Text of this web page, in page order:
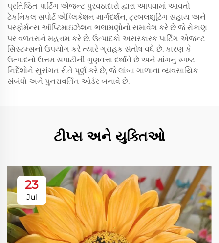
પ્રતિષ્ઠિત પાર્ટિંગ એજન્ટ પુરવઠાદારો દ્વારા આપવામાં આવતો
ટેકનિકલ સપોર્ટ એપ્લિકેશન માર્ગદર્શન, ટ્રબલશૂટિંગ સહાય અને
પરફોર્મન્સ ઑપ્ટિમાઇઝેશન ભલામણોનો સમાવેશ કરે છે જે રોકાણ
પર વળતરાને મહત્તમ કરે છે. ઉત્પાદકો અસરકારક પાર્ટિંગ એજન્ટ
સિસ્ટમ્સનો ઉપયોગ કરે ત્યારે ગ્રાહક સંતોષ વધે છે, કારણ કે
ઉત્પાદનો ઉત્તમ સપાટીની ગુણવત્તા દર્શાવે છે અને માંગનું સ્પષ્ટ
નિર્દેશોને સુસંગત રીતે પૂર્ણ કરે છે, જે લાંબા ગાળાના વ્યવસાયિક
સંબંધો અને પુનરાવર્તિત ઓર્ડર બનાવે છે.
ટીપ્સ અને યુક્તિઓ
23
Jul